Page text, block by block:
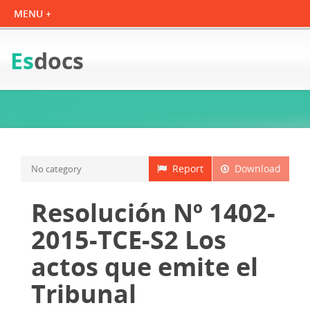
Esdocs
Download
Report
No category
Resolución Nº 1402-
2015-TCE-S2 Los
actos que emite el
Tribunal